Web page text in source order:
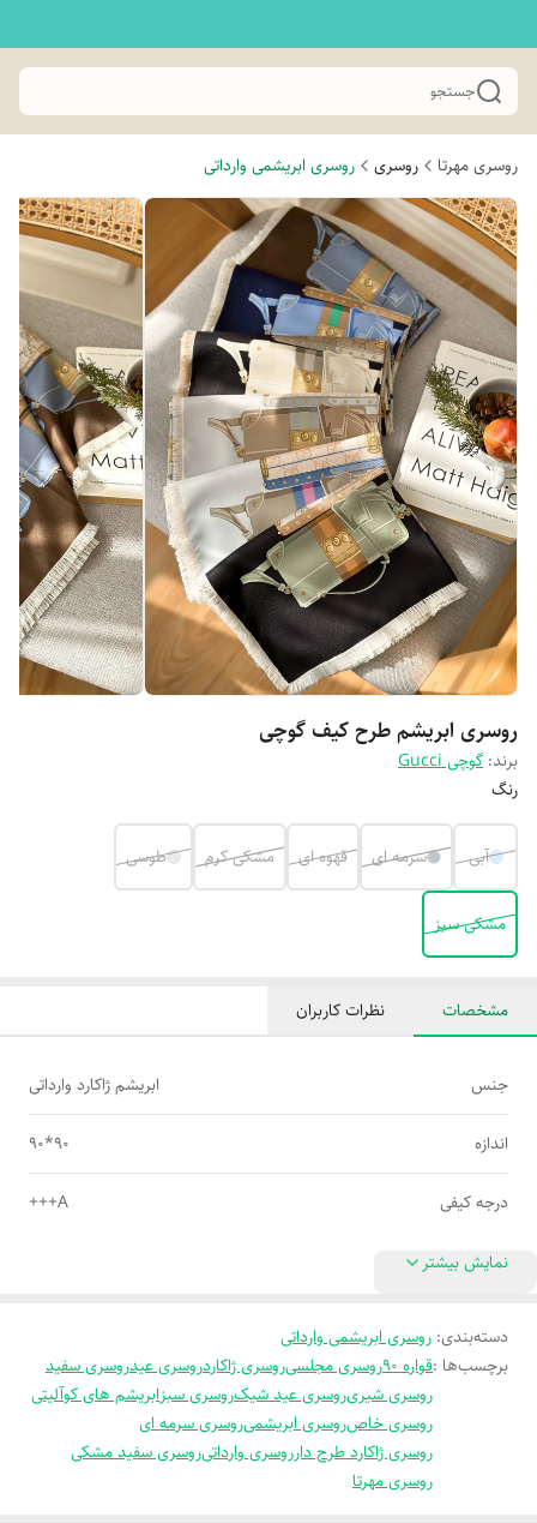
جستجو
روسری مهرتا روسری روسری ابریشمی وارداتی
روسری ابریشم طرح کیف گوچی
برند: گوچی Gucci
رنگ
آبی سرمه ای قهوه ای مشکی کرم طوسی
مشکی سبز
مشخصات نظرات کاربران
جنس ابریشم ژاکارد وارداتی
اندازه 90*90
درجه کیفی A+++
نمایش بیشتر
دسته‌بندی: روسری ابریشمی وارداتی
برچسب‌ها :قواره 90 روسری مجلسیروسری ژاکاردروسری عیدروسری سفید
روسری شیریروسری عید شیکروسری سبزابریشم های کوآلیتی
روسری خاصروسری ابریشمیروسری سرمه ای
روسری ژاکارد طرح دارروسری وارداتیروسری سفید مشکی
روسری مهرتا